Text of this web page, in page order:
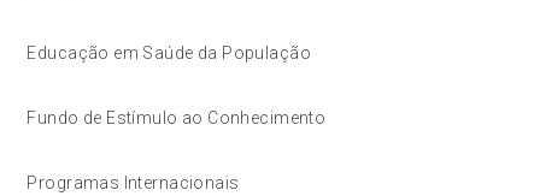
Educação em Saúde da População
Fundo de Estímulo ao Conhecimento
Programas Internacionais